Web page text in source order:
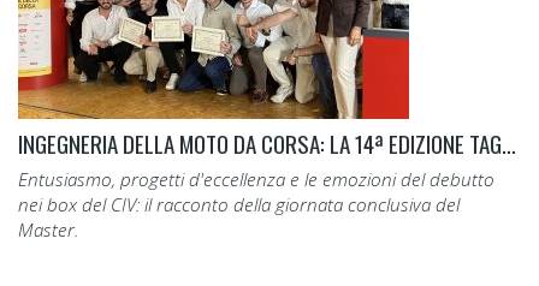
INGEGNERIA DELLA MOTO DA CORSA: LA 14ª EDIZIONE TAGLIA IL TRAGUARDO.
Entusiasmo, progetti d'eccellenza e le emozioni del debutto
nei box del CIV: il racconto della giornata conclusiva del
Master.